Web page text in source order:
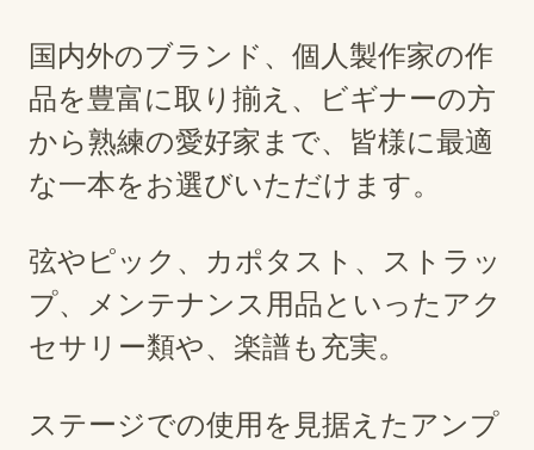
国内外のブランド、個人製作家の作
品を豊富に取り揃え、ビギナーの方
から熟練の愛好家まで、皆様に最適
な一本をお選びいただけます。
弦やピック、カポタスト、ストラッ
プ、メンテナンス用品といったアク
セサリー類や、楽譜も充実。
ステージでの使用を見据えたアンプ